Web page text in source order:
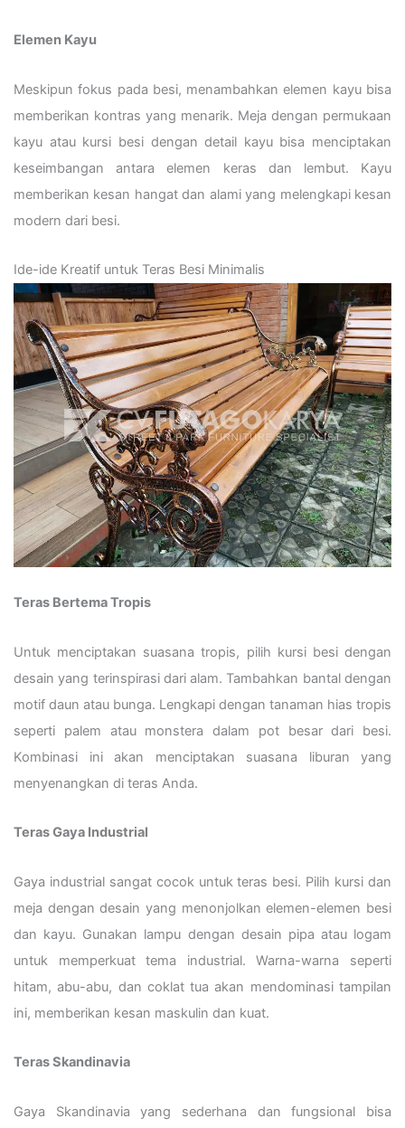
Elemen Kayu
Meskipun fokus pada besi, menambahkan elemen kayu bisa
memberikan kontras yang menarik. Meja dengan permukaan
kayu atau kursi besi dengan detail kayu bisa menciptakan
keseimbangan antara elemen keras dan lembut. Kayu
memberikan kesan hangat dan alami yang melengkapi kesan
modern dari besi.
Ide-ide Kreatif untuk Teras Besi Minimalis
Teras Bertema Tropis
Untuk menciptakan suasana tropis, pilih kursi besi dengan
desain yang terinspirasi dari alam. Tambahkan bantal dengan
motif daun atau bunga. Lengkapi dengan tanaman hias tropis
seperti palem atau monstera dalam pot besar dari besi.
Kombinasi ini akan menciptakan suasana liburan yang
menyenangkan di teras Anda.
Teras Gaya Industrial
Gaya industrial sangat cocok untuk teras besi. Pilih kursi dan
meja dengan desain yang menonjolkan elemen-elemen besi
dan kayu. Gunakan lampu dengan desain pipa atau logam
untuk memperkuat tema industrial. Warna-warna seperti
hitam, abu-abu, dan coklat tua akan mendominasi tampilan
ini, memberikan kesan maskulin dan kuat.
Teras Skandinavia
Gaya Skandinavia yang sederhana dan fungsional bisa